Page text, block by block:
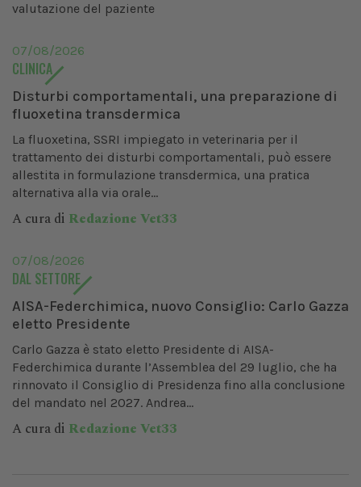
valutazione del paziente
07/08/2026
CLINICA
Disturbi comportamentali, una preparazione di
fluoxetina transdermica
La fluoxetina, SSRI impiegato in veterinaria per il
trattamento dei disturbi comportamentali, può essere
allestita in formulazione transdermica, una pratica
alternativa alla via orale...
A cura di Redazione Vet33
07/08/2026
DAL SETTORE
AISA-Federchimica, nuovo Consiglio: Carlo Gazza
eletto Presidente
Carlo Gazza è stato eletto Presidente di AISA-
Federchimica durante l’Assemblea del 29 luglio, che ha
rinnovato il Consiglio di Presidenza fino alla conclusione
del mandato nel 2027. Andrea...
A cura di Redazione Vet33